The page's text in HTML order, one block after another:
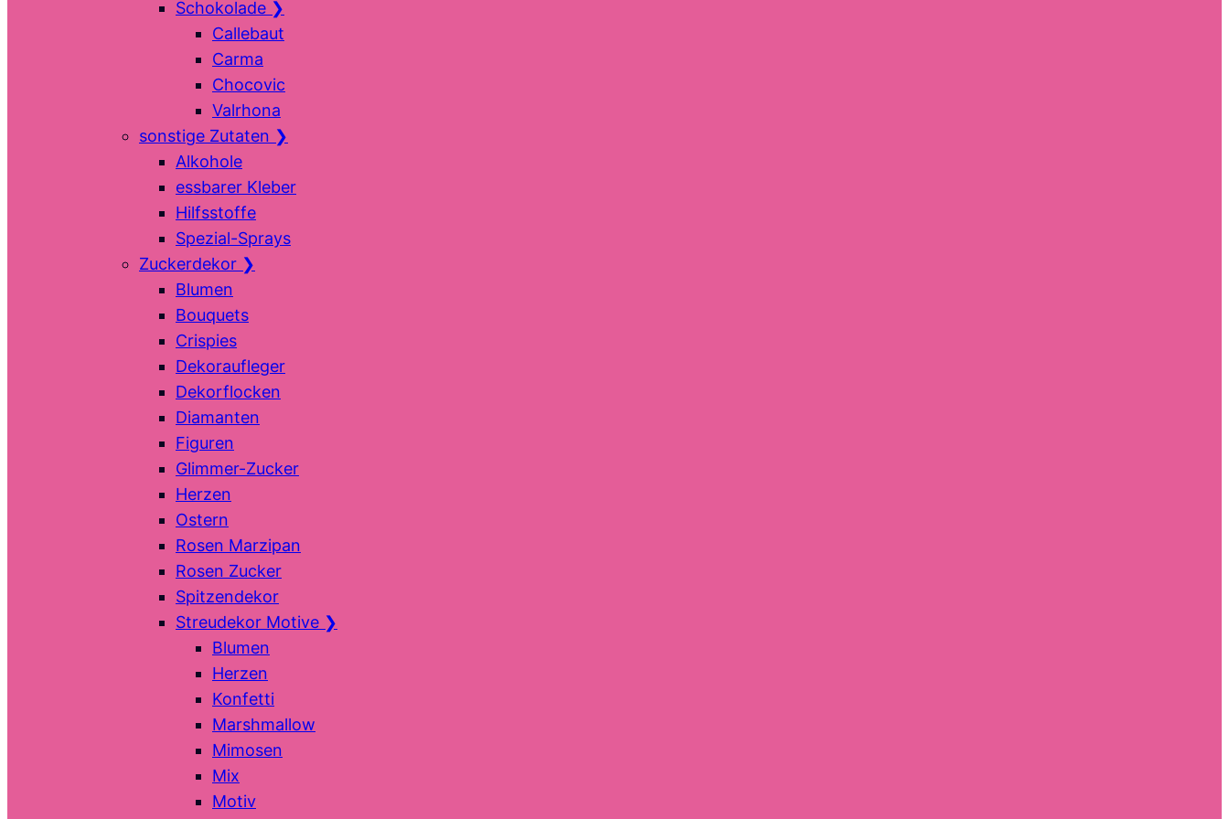
Schokolade ❯
Callebaut
Carma
Chocovic
Valrhona
sonstige Zutaten ❯
Alkohole
essbarer Kleber
Hilfsstoffe
Spezial-Sprays
Zuckerdekor ❯
Blumen
Bouquets
Crispies
Dekoraufleger
Dekorflocken
Diamanten
Figuren
Glimmer-Zucker
Herzen
Ostern
Rosen Marzipan
Rosen Zucker
Spitzendekor
Streudekor Motive ❯
Blumen
Herzen
Konfetti
Marshmallow
Mimosen
Mix
Motiv